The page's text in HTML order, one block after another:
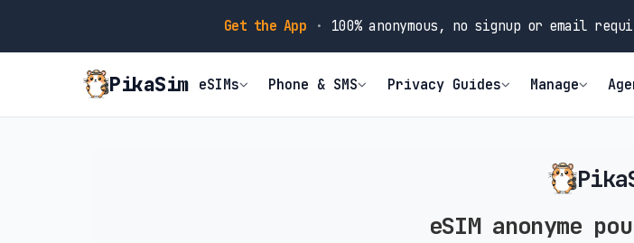
Get the App · 100% anonymous, no signup or email
PikaSim eSIMs Phone & SMS Privacy Guides Manage
eSIM anonyme